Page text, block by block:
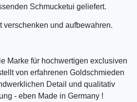
Schmucketui geliefert.
verschenken und aufbewahren.
Marke für hochwertigen exclusiven
von erfahrenen Goldschmieden
Detail und qualitativ
- eben Made in Germany !